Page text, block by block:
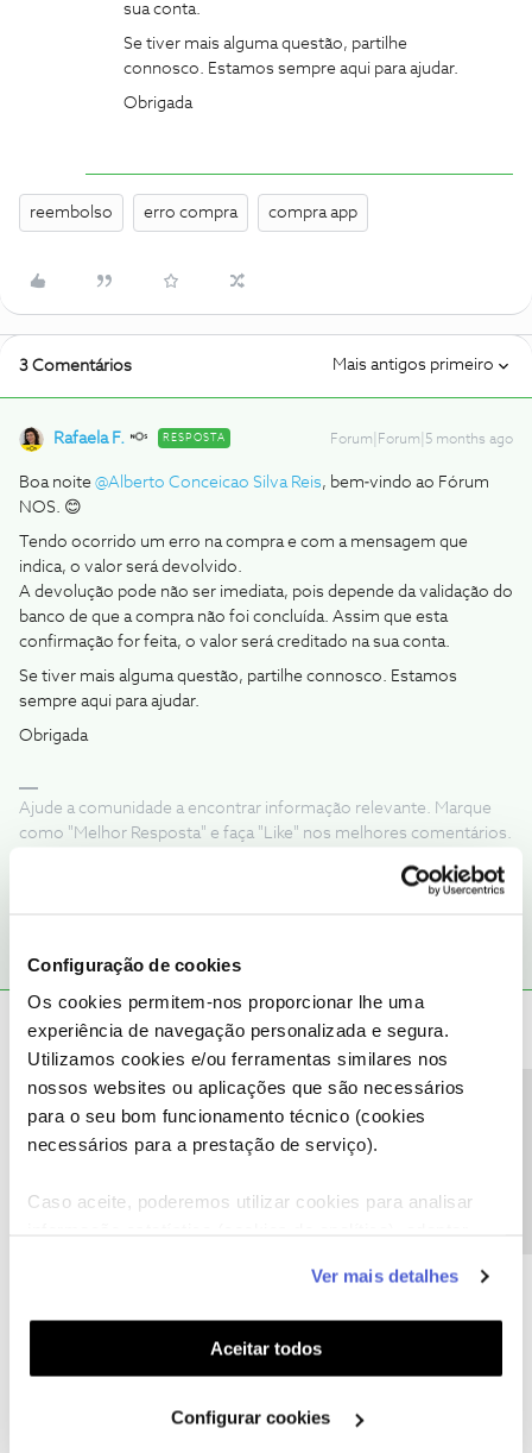
Configuração de cookies
Os cookies permitem-nos proporcionar lhe uma
experiência de navegação personalizada e segura.
Utilizamos cookies e/ou ferramentas similares nos
nossos websites ou aplicações que são necessários
para o seu bom funcionamento técnico (cookies
necessários para a prestação de serviço).
Caso aceite, poderemos utilizar cookies para analisar
funcionalidades (cookies de personalização e
funcionalidade) e adaptar anúncios aos seus interesses
(cookies de publicidade personalizada). Pode gerir a
utilização dos cookies clicando em "Configurar
Ver mais detalhes
Aceitar todos
Configurar cookies
sua conta.
Se tiver mais alguma questão, partilhe
connosco. Estamos sempre aqui para ajudar.
Obrigada
reembolso erro compra compra app
3 Comentários Mais antigos primeiro
Rafaela F. RESPOSTA Forum|Forum|5 months ago
Boa noite ​ @Alberto Conceicao Silva Reis, bem‑vindo ao Fórum
NOS. 😊
Tendo ocorrido um erro na compra e com a mensagem que
indica, o valor será devolvido.
A devolução pode não ser imediata, pois depende da validação do
banco de que a compra não foi concluída. Assim que esta
confirmação for feita, o valor será creditado na sua conta.
Se tiver mais alguma questão, partilhe connosco. Estamos
sempre aqui para ajudar.
Obrigada
Ajude a comunidade a encontrar informação relevante. Marque
como "Melhor Resposta" e faça "Like" nos melhores comentários.
J Jó Car Forum|Forum|1 month ago
teria como obter o reembolso. Pois terei uma cirurgia neste
mesmo dia. Portanto preciso obter o reembolso do ingresso o
mais rápido possível se faz favor.
Sugerimos que contacte diretamente através do formulário de